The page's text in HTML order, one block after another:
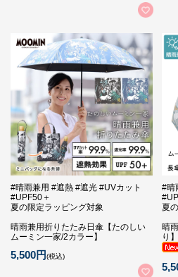
#晴雨兼用 #遮熱 #遮光 #UVカット
#UPF50＋
夏の限定ラッピング対象
晴雨兼用折りたたみ日傘【たのしい
ムーミン一家/2カラー】
5,500円(税込)
#晴
夏
晴
り】